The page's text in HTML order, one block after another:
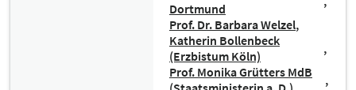
Dortmund
Prof. Dr. Barbara Welzel
Katherin Bollenbeck
(Erzbistum Köln)
Prof. Monika Grütters MdB